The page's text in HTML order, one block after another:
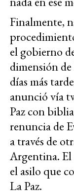
Finalmente,
el gobierno
dimensión de
días más
anunció vía
Paz con
renuncia de
a través de
Argentina.
el asilo que
La Paz.